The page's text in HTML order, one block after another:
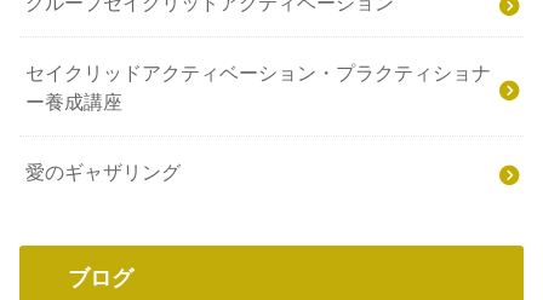
セイクリッドアクティベーション・プラクティショナ
ー養成講座
愛のギャザリング
ブログ